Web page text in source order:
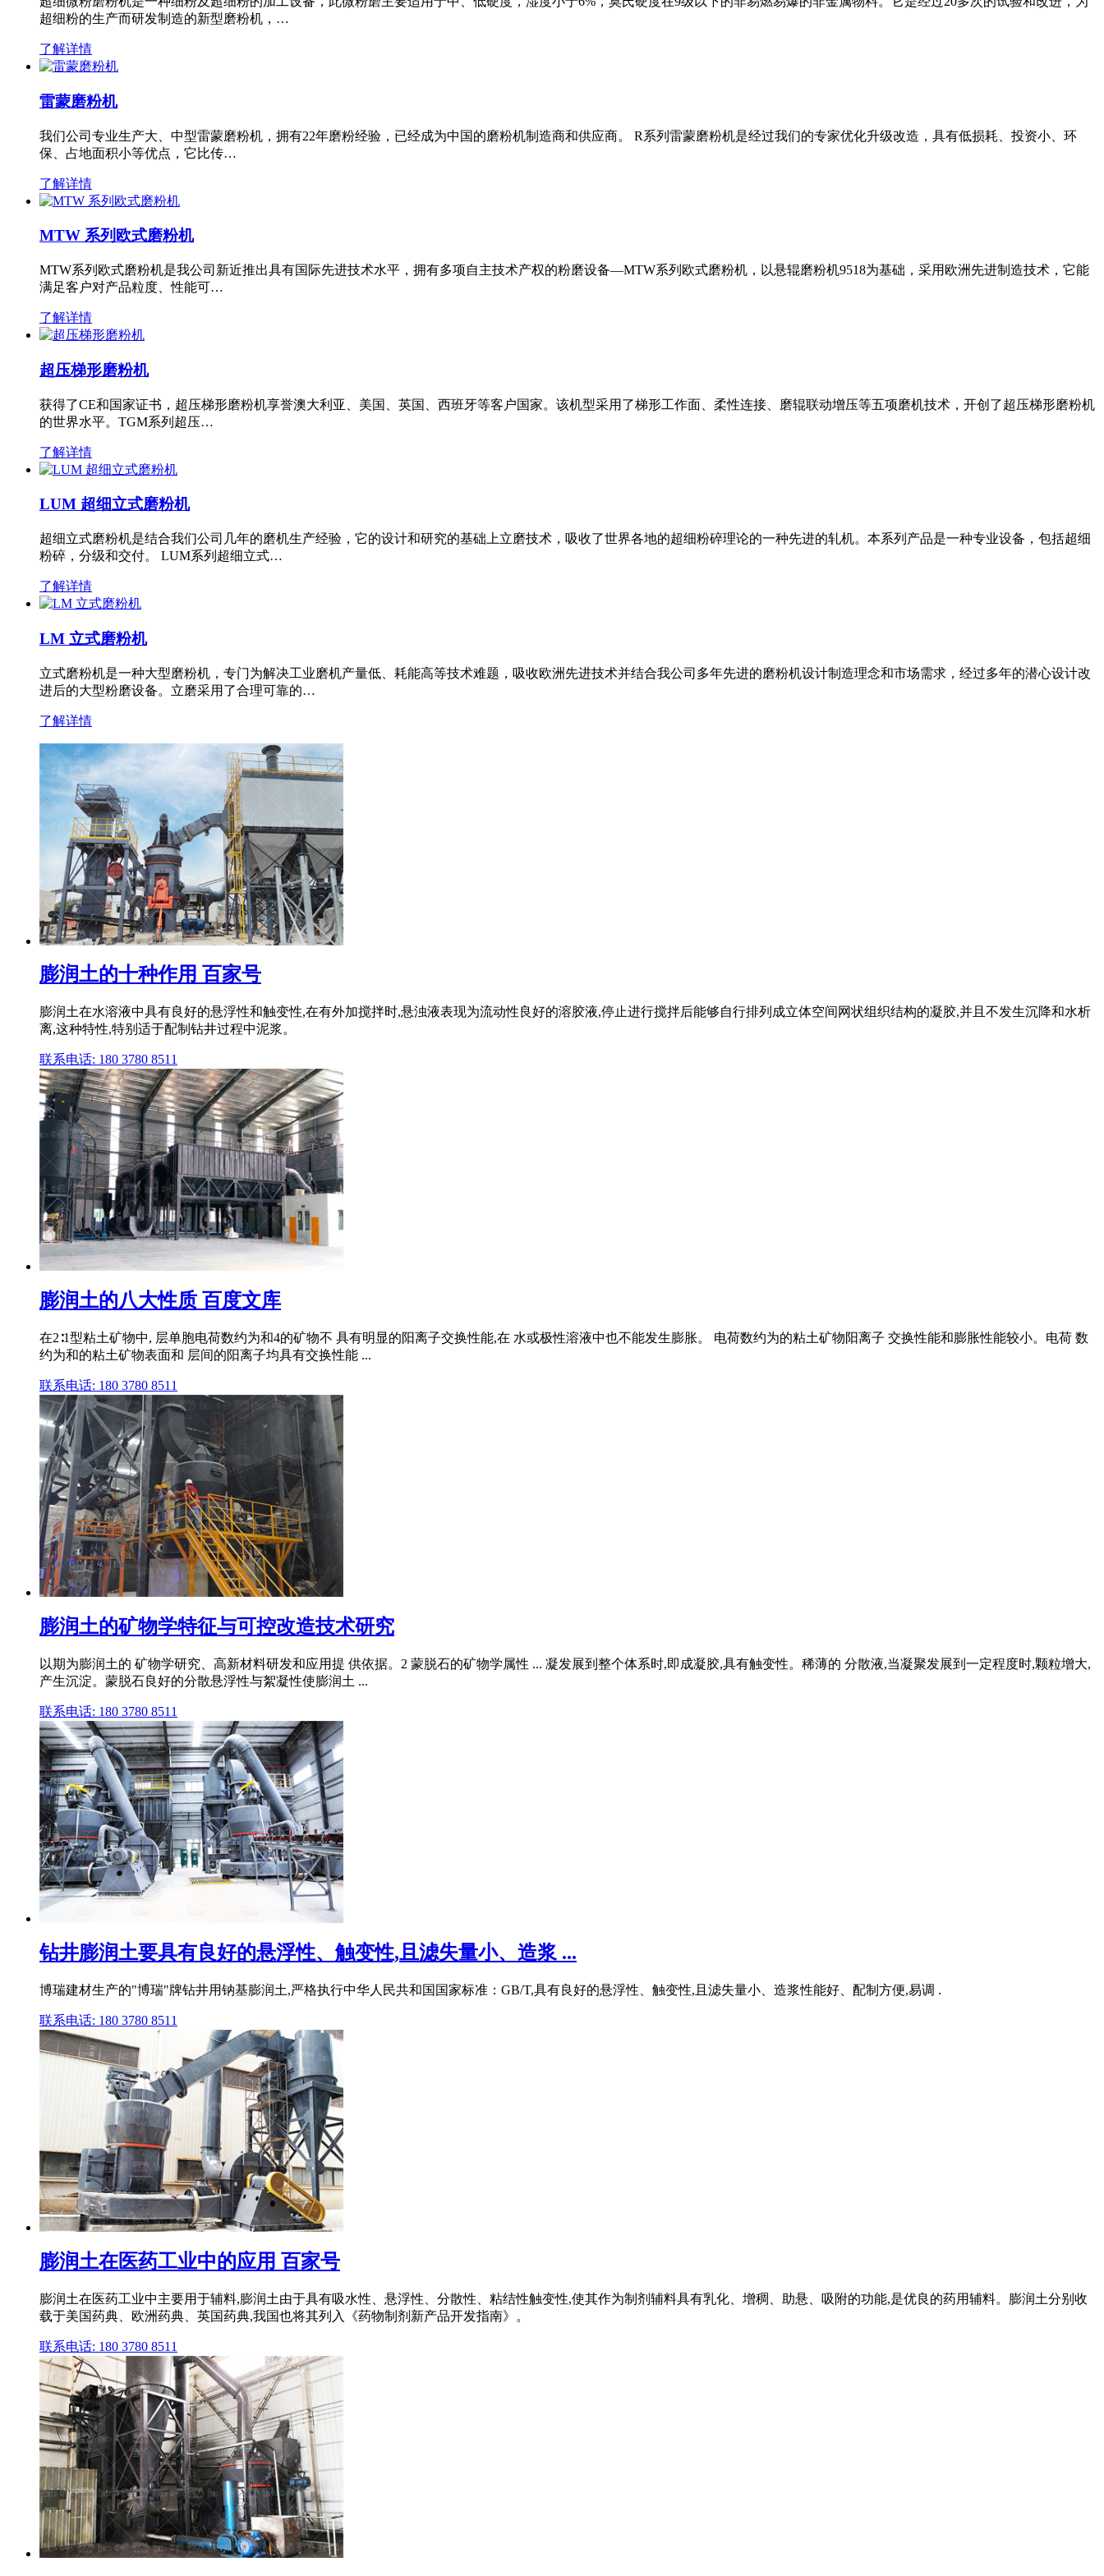
超细粉的生产而研发制造的新型磨粉机，…
了解详情
雷蒙磨粉机
我们公司专业生产大、中型雷蒙磨粉机，拥有22年磨粉经验，已经成为中国的磨粉机制造商和供应商。 R系列雷蒙磨粉机是经过我们的专家优化升级改造，具有低损耗、投资小、环
保、占地面积小等优点，它比传…
了解详情
MTW 系列欧式磨粉机
MTW系列欧式磨粉机是我公司新近推出具有国际先进技术水平，拥有多项自主技术产权的粉磨设备—MTW系列欧式磨粉机，以悬辊磨粉机9518为基础，采用欧洲先进制造技术，它能
满足客户对产品粒度、性能可…
了解详情
超压梯形磨粉机
获得了CE和国家证书，超压梯形磨粉机享誉澳大利亚、美国、英国、西班牙等客户国家。该机型采用了梯形工作面、柔性连接、磨辊联动增压等五项磨机技术，开创了超压梯形磨粉机
的世界水平。TGM系列超压…
了解详情
LUM 超细立式磨粉机
超细立式磨粉机是结合我们公司几年的磨机生产经验，它的设计和研究的基础上立磨技术，吸收了世界各地的超细粉碎理论的一种先进的轧机。本系列产品是一种专业设备，包括超细
粉碎，分级和交付。 LUM系列超细立式…
了解详情
LM 立式磨粉机
立式磨粉机是一种大型磨粉机，专门为解决工业磨机产量低、耗能高等技术难题，吸收欧洲先进技术并结合我公司多年先进的磨粉机设计制造理念和市场需求，经过多年的潜心设计改
进后的大型粉磨设备。立磨采用了合理可靠的…
了解详情
膨润土的十种作用 百家号
膨润土在水溶液中具有良好的悬浮性和触变性,在有外加搅拌时,悬浊液表现为流动性良好的溶胶液,停止进行搅拌后能够自行排列成立体空间网状组织结构的凝胶,并且不发生沉降和水析
离,这种特性,特别适于配制钻井过程中泥浆。
联系电话: 180 3780 8511
膨润土的八大性质 百度文库
在2∶1型粘土矿物中, 层单胞电荷数约为和4的矿物不 具有明显的阳离子交换性能,在 水或极性溶液中也不能发生膨胀。 电荷数约为的粘土矿物阳离子 交换性能和膨胀性能较小。电荷 数
约为和的粘土矿物表面和 层间的阳离子均具有交换性能 ...
联系电话: 180 3780 8511
膨润土的矿物学特征与可控改造技术研究
以期为膨润土的 矿物学研究、高新材料研发和应用提 供依据。2 蒙脱石的矿物学属性 ... 凝发展到整个体系时,即成凝胶,具有触变性。稀薄的 分散液,当凝聚发展到一定程度时,颗粒增大,
产生沉淀。蒙脱石良好的分散悬浮性与絮凝性使膨润土 ...
联系电话: 180 3780 8511
钻井膨润土要具有良好的悬浮性、触变性,且滤失量小、造浆 ...
博瑞建材生产的"博瑞"牌钻井用钠基膨润土,严格执行中华人民共和国国家标准：GB/T,具有良好的悬浮性、触变性,且滤失量小、造浆性能好、配制方便,易调 .
联系电话: 180 3780 8511
膨润土在医药工业中的应用 百家号
膨润土在医药工业中主要用于辅料,膨润土由于具有吸水性、悬浮性、分散性、粘结性触变性,使其作为制剂辅料具有乳化、增稠、助悬、吸附的功能,是优良的药用辅料。膨润土分别收
载于美国药典、欧洲药典、英国药典,我国也将其列入《药物制剂新产品开发指南》。
联系电话: 180 3780 8511